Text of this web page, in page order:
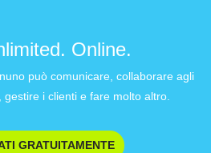
Online.
può comunicare, collaborare agli
i clienti e fare molto altro.
GRATUITAMENTE